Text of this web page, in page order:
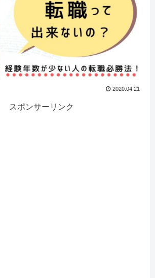
2020.04.21
スポンサーリンク